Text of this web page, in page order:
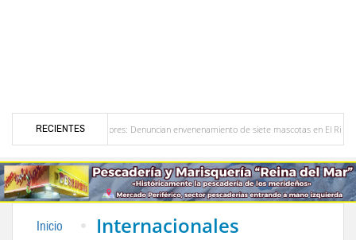
RECIENTES
Bailadores: Denuncian envenenamiento de siete mascotas en El Rincón de La Laguna
Inicio Internacionales